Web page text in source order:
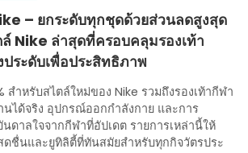
– ยกระดับทุกชุดด้วยส่วนลดสูงสุด
Nike ล่าสุดที่ครอบคลุมรองเท้า
ประดับเพื่อประสิทธิภาพ
สําหรับสไตล์ใหม่ของ Nike รวมถึงรองเท้ากีฬา
นได้จริง อุปกรณ์ออกกําลังกาย และการ
ดาลใจจากกีฬาที่อัปเดต รายการเหล่านี้ให้
ดชื่นและยูทิลิตี้ที่ทันสมัยสําหรับทุกกิจวัตรประ